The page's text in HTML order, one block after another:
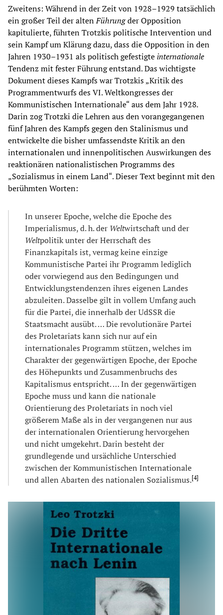
Zweitens: Während in der Zeit von 1928–1929 tatsächlich
ein großer Teil der altenFührungder Opposition
kapitulierte, führten Trotzkis politische Intervention und
sein Kampf um Klärung dazu, dass die Opposition in den
Jahren 1930–1931 als politisch gefestigte internationale
Tendenz mit fester Führung entstand. Das wichtigste
Dokument dieses Kampfs war Trotzkis „Kritik des
Programmentwurfs des VI. Weltkongresses der
Kommunistischen Internationale“ aus dem Jahr 1928.
Darin zog Trotzki die Lehren aus den vorangegangenen
fünf Jahren des Kampfs gegen den Stalinismus und
entwickelte die bisher umfassendste Kritik an den
internationalen und innenpolitischen Auswirkungen des
reaktionären nationalistischen Programms des
„Sozialismus in einem Land“. Dieser Text beginnt mit den
berühmten Worten:
In unserer Epoche, welche die Epoche des
Imperialismus, d. h. der Weltwirtschaft und der
Weltpolitik unter der Herrschaft des
Finanzkapitals ist, vermag keine einzige
Kommunistische Partei ihr Programm lediglich
oder vorwiegend aus den Bedingungen und
Entwicklungstendenzen ihres eigenen Landes
abzuleiten. Dasselbe gilt in vollem Umfang auch
für die Partei, die innerhalb der UdSSR die
Staatsmacht ausübt. … Die revolutionäre Partei
des Proletariats kann sich nur auf ein
internationales Programm stützen, welches im
Charakter der gegenwärtigen Epoche, der Epoche
des Höhepunkts und Zusammenbruchs des
Kapitalismus entspricht. … In der gegenwärtigen
Epoche muss und kann die nationale
Orientierung des Proletariats in noch viel
größerem Maße als in der vergangenen nur aus
der internationalen Orientierung hervorgehen
und nicht umgekehrt. Darin besteht der
grundlegende und ursächliche Unterschied
zwischen der Kommunistischen Internationale
und allen Abarten des nationalen Sozialismus.[4]